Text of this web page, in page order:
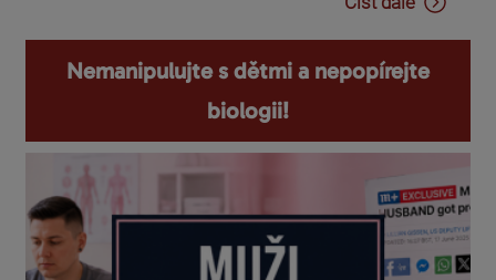
Nemanipulujte s dětmi a nepopírejte
biologii!